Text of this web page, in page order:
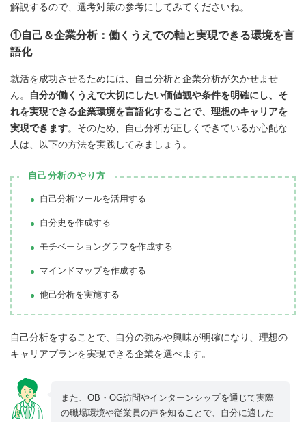
解説するので、選考対策の参考にしてみてくださいね。
①自己＆企業分析：働くうえでの軸と実現できる環境を言
語化
就活を成功させるためには、自己分析と企業分析が欠かせませ
ん。
自分が働くうえで大切にしたい価値観や条件を明確にし、そ
れを実現できる企業環境を言語化することで、理想のキャリアを
実現できます。そのため、自己分析が正しくできているか心配な
人は、以下の方法を実践してみましょう。
自己分析のやり方
自己分析ツールを活用する
自分史を作成する
モチベーショングラフを作成する
マインドマップを作成する
他己分析を実施する
自己分析をすることで、自分の強みや興味が明確になり、理想の
キャリアプランを実現できる企業を選べます。
また、OB・OG訪問やインターンシップを通じて実際
の職場環境や従業員の声を知ることで、自分に適した